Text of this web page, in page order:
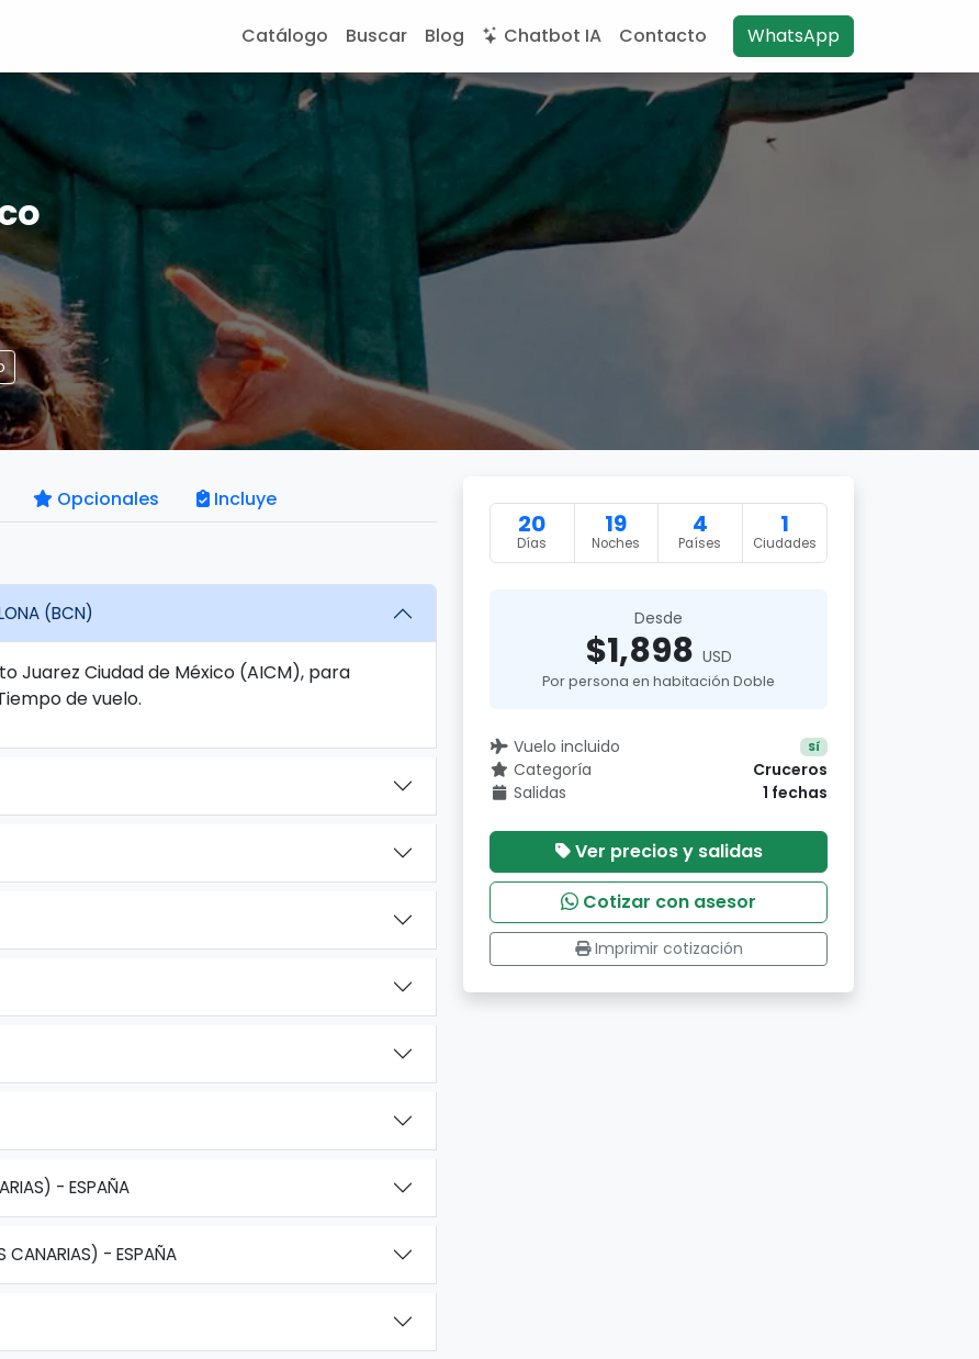
Catálogo Buscar Blog Chatbot IA Contacto WhatsApp
Opcionales Incluye
(BCN)
Juarez Ciudad de México (AICM), para
de vuelo.
- ESPAÑA
CANARIAS) - ESPAÑA
20
Días
19
Noches
4
Países
1
Ciudades
Desde
$1,898 USD
Por persona en habitación Doble
Vuelo incluido Sí
Categoría
Cruceros
Salidas
1 fechas
Ver precios y salidas
Cotizar con asesor
Imprimir cotización